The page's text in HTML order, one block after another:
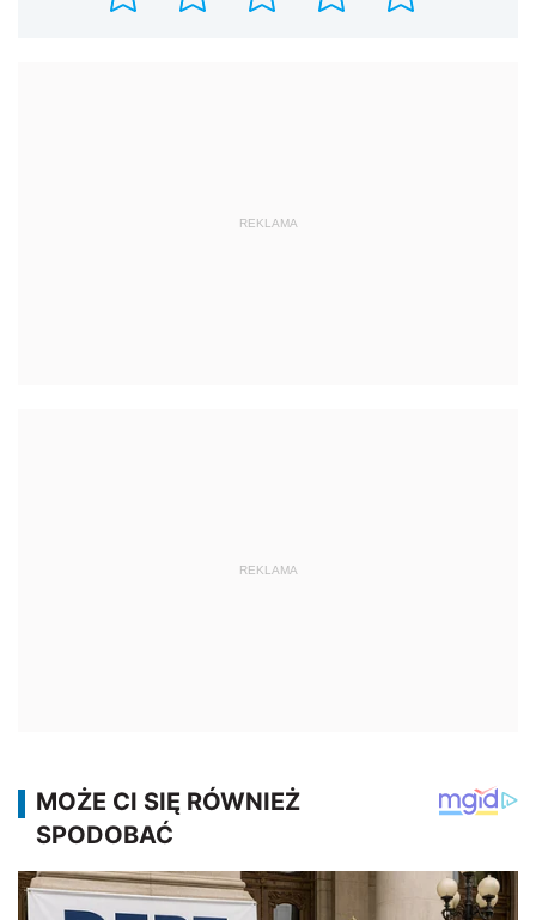
REKLAMA
REKLAMA